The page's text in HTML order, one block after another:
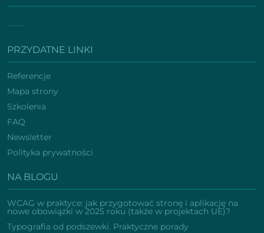
-----
PRZYDATNE LINKI
Referencje
Mapa strony
Szkolenia
FAQ
Newsletter
Polityka prywatności
NA BLOGU
WCAG w praktyce: jak przygotować stronę i aplikację na
nowe obowiązki w 2025 roku (także w projektach UE)?
Typografia od podszewki. Praktyczne porady